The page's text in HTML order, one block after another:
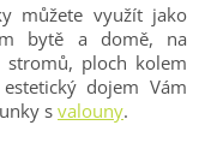
můžete využít jako
bytě a domě, na
stromů, ploch kolem
dojem Vám
s valouny.